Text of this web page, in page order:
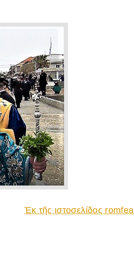
Ἐκ τῆς ιστοσελίδος romfea